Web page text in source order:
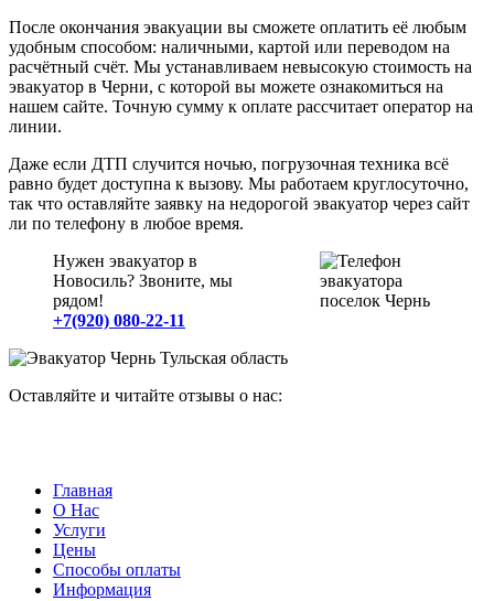
После окончания эвакуации вы сможете оплатить её любым
удобным способом: наличными, картой или переводом на
расчётный счёт. Мы устанавливаем невысокую стоимость на
эвакуатор в Черни, с которой вы можете ознакомиться на
нашем сайте. Точную сумму к оплате рассчитает оператор на
линии.
Даже если ДТП случится ночью, погрузочная техника всё
равно будет доступна к вызову. Мы работаем круглосуточно,
так что оставляйте заявку на недорогой эвакуатор через сайт
ли по телефону в любое время.
Нужен эвакуатор в
Новосиль? Звоните, мы
рядом!
+7(920) 080-22-11
Оставляйте и читайте отзывы о нас:
Главная
О Нас
Услуги
Цены
Способы оплаты
Информация